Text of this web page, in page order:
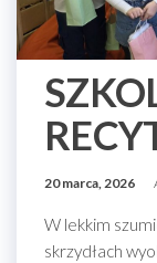
20 marca, 2026
W lekkim
skrzydłach